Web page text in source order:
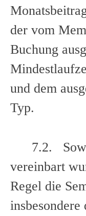
der vom
Buchung
und dem
Typ.
7.2.
vereinbart
Regel die